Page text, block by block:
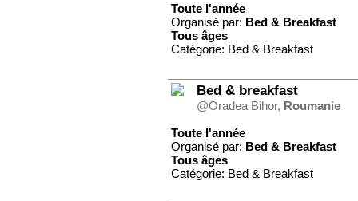
Toute l'année
Organisé par: Bed & Breakfast
Tous âges
Catégorie: Bed & Breakfast
Bed & breakfast
@Oradea Bihor, Roumanie
Toute l'année
Organisé par: Bed & Breakfast
Tous âges
Catégorie: Bed & Breakfast